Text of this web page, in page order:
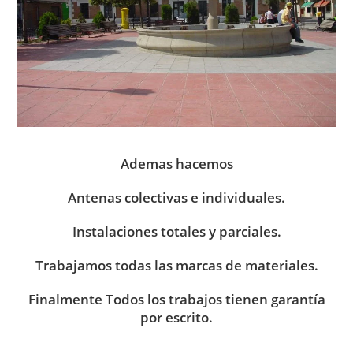
Ademas hacemos
Antenas colectivas e individuales.
Instalaciones totales y parciales.
Trabajamos todas las marcas de materiales.
Finalmente Todos los trabajos tienen garantía
por escrito.